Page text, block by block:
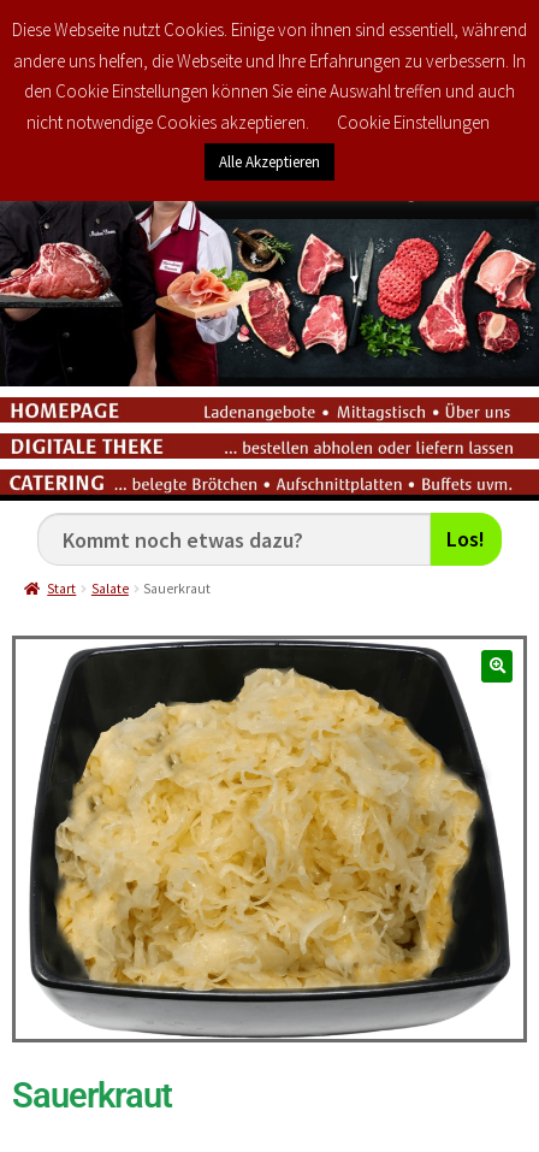
€0,00 0
Los!
Start Salate Sauerkraut
Sauerkraut
Diese Webseite nutzt Cookies. Einige von ihnen sind essentiell, während
andere uns helfen, die Webseite und Ihre Erfahrungen zu verbessern. In
den Cookie Einstellungen können Sie eine Auswahl treffen und auch
nicht notwendige Cookies akzeptieren.
Cookie Einstellungen
Alle Akzeptieren